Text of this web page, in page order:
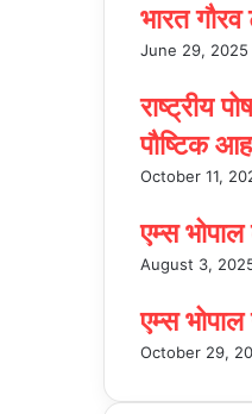
भारत गौरव
June 29, 2025
राष्ट्रीय
पौष्टिक
October 11,
एम्स
August 3,
एम्स
October 29,